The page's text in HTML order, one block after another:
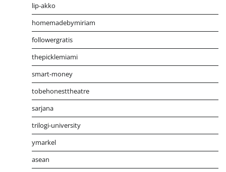
lip-akko
homemadebymiriam
followergratis
thepicklemiami
smart-money
tobehonesttheatre
sarjana
trilogi-university
ymarkel
asean